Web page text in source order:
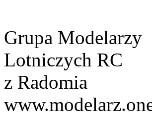
Grupa Modelarzy
Lotniczych RC
z Radomia